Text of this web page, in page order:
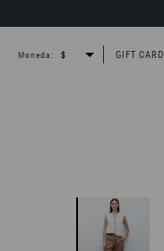
Moneda: GIFT CARD